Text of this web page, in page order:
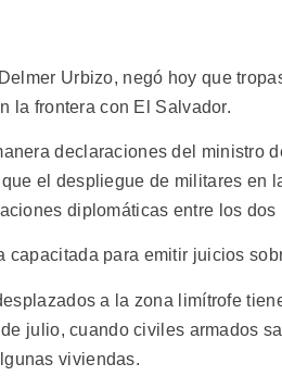
Urbizo, negó hoy que
la frontera con El Salvador.
declaraciones del ministro
el despliegue de militares en
diplomáticas entre los dos
capacitada para emitir juicios
a la zona limítrofe
julio, cuando civiles armados
viviendas.